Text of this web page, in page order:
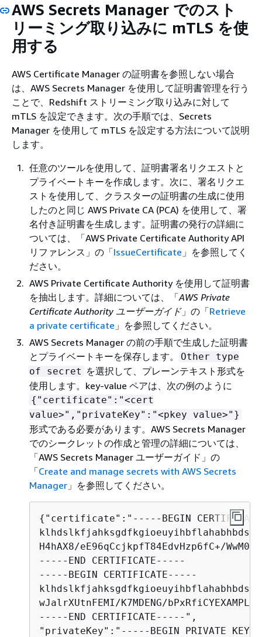
AWS Secrets Manager でのスト
リーミング取り込みに mTLS を使
用する
AWS Certificate Manager の証明書を参照しない場合
は、AWS Secrets Manager を使用して証明書管理を行う
ことで、Redshift ストリーミング取り込みに対して
mTLS を設定できます。次の手順では、Secrets
Manager を使用して mTLS を設定する方法について説明
します。
任意のツールを使用して、証明書署名リクエストと
プライベートキーを作成します。次に、署名リクエ
ストを使用して、クラスターの証明書の生成に使用
したのと同じ AWS Private CA (PCA) を使用して、署
名付き証明書を生成します。証明書の発行の詳細に
ついては、「AWS Private Certificate Authority API
リファレンス」の「IssueCertificate 」を参照してく
ださい。
AWS Private Certificate Authority を使用して証明書
を抽出します。詳細については、「AWS Private
Certificate Authority ユーザーガイド」の「Retrieve
a private certificate 」を参照してください。
AWS Secrets Manager の前の手順で生成した証明書
とプライベートキーを保存します。
Other type
of secret を選択して、プレーンテキスト形式を
使用します。key-value ペアは、次の例のように
{ "certificate":"<cert
value>","privateKey":"<pkey value>"}
形式である必要があります。AWS Secrets Manager
でのシークレットの作成と管理の詳細については、
「AWS Secrets Manager ユーザーガイド」の
「Create and manage secrets with AWS Secrets
Manager 」を参照してください。
{ "certificate":"-----BEGIN
H4hAX8/eE96qCcjkpfT84EdvHzp6fC+/
-----END CERTIFICATE-----
-----BEGIN CERTIFICATE-----
wJalrXUtnFEMI/K7MDENG/
-----END CERTIFICATE-----",
"privateKey":"-----BEGIN PRIVATE